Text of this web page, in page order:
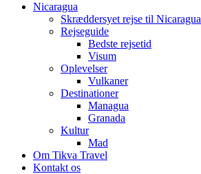
Nicaragua
Skræddersyet rejse til Nicaragua
Rejseguide
Bedste rejsetid
Visum
Oplevelser
Vulkaner
Destinationer
Managua
Granada
Kultur
Mad
Om Tikva Travel
Kontakt os